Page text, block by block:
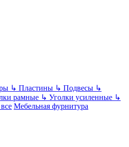
↳ Пластины ↳ Подвесы ↳
рамные ↳ Уголки усиленные ↳
Мебельная фурнитура